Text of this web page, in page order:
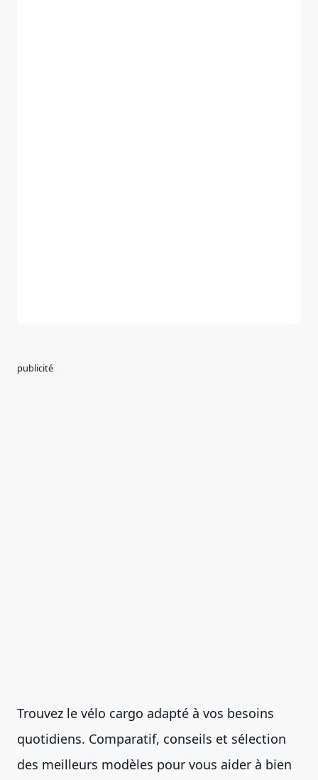
publicité
Trouvez le vélo cargo adapté à vos besoins
quotidiens. Comparatif, conseils et sélection
des meilleurs modèles pour vous aider à bien